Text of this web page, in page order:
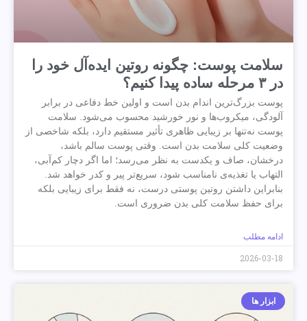
سلامت پوست: چگونه روتین ایده‌آل خود را
در ۳ مرحله ساده پیدا کنیم؟
پوست بزرگ‌ترین اندام بدن است و اولین خط دفاعی در برابر
آلودگی، میکروب‌ها و نور خورشید محسوب می‌شود. سلامت
پوست نه‌تنها بر زیبایی ظاهری تأثیر مستقیم دارد، بلکه شاخصی از
وضعیت کلی سلامت بدن است. وقتی پوست سالم باشد،
درخشان، صاف و یکدست به نظر می‌رسد؛ اما اگر دچار کم‌آبی،
التهاب یا تغذیه‌ی نامناسب شود، سریع‌تر پیر و کدر خواهد شد.
بنابراین داشتن روتین پوستی درست، نه فقط برای زیبایی بلکه
برای حفظ سلامت کلی بدن ضروری است.
ادامه مطلب
2026-03-18
ابزار ها